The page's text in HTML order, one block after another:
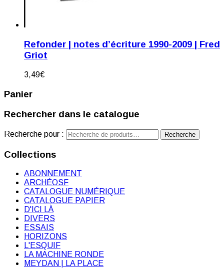
Refonder | notes d’écriture 1990-2009 | Fred
Griot
3,49€
Panier
Rechercher dans le catalogue
Recherche pour : Recherche
Collections
ABONNEMENT
ARCHÉOSF
CATALOGUE NUMÉRIQUE
CATALOGUE PAPIER
D'ICI LÀ
DIVERS
ESSAIS
HORIZONS
L'ESQUIF
LA MACHINE RONDE
MEYDAN | LA PLACE